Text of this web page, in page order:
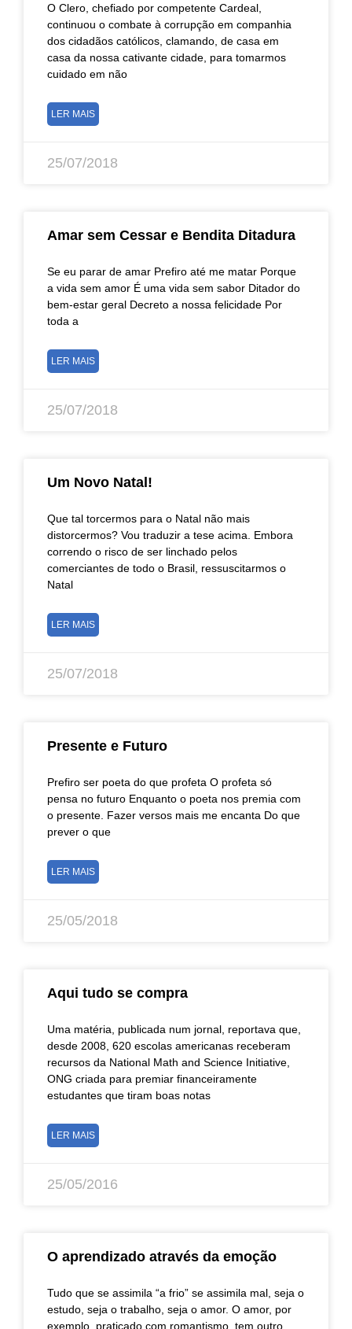
O Clero, chefiado por competente Cardeal,
continuou o combate à corrupção em companhia
dos cidadãos católicos, clamando, de casa em
casa da nossa cativante cidade, para tomarmos
cuidado em não
LER MAIS
25/07/2018
Amar sem Cessar e Bendita Ditadura
Se eu parar de amar Prefiro até me matar Porque
a vida sem amor É uma vida sem sabor Ditador do
bem-estar geral Decreto a nossa felicidade Por
toda a
LER MAIS
25/07/2018
Um Novo Natal!
Que tal torcermos para o Natal não mais
distorcermos? Vou traduzir a tese acima. Embora
correndo o risco de ser linchado pelos
comerciantes de todo o Brasil, ressuscitarmos o
Natal
LER MAIS
25/07/2018
Presente e Futuro
Prefiro ser poeta do que profeta O profeta só
pensa no futuro Enquanto o poeta nos premia com
o presente. Fazer versos mais me encanta Do que
prever o que
LER MAIS
25/05/2018
Aqui tudo se compra
Uma matéria, publicada num jornal, reportava que,
desde 2008, 620 escolas americanas receberam
recursos da National Math and Science Initiative,
ONG criada para premiar financeiramente
estudantes que tiram boas notas
LER MAIS
25/05/2016
O aprendizado através da emoção
Tudo que se assimila “a frio” se assimila mal, seja o
estudo, seja o trabalho, seja o amor. O amor, por
exemplo, praticado com romantismo, tem outro